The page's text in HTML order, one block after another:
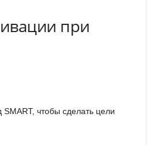
при
чтобы сделать цели